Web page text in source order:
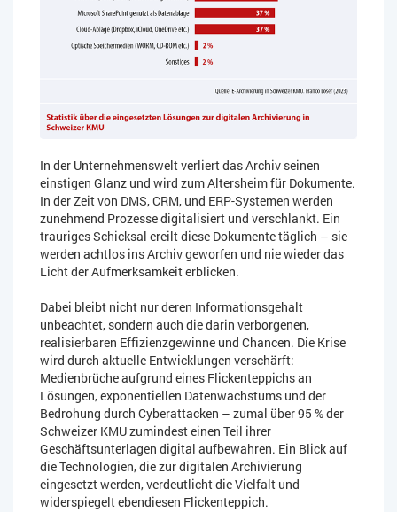
In der Unternehmenswelt verliert das Archiv seinen
einstigen Glanz und wird zum Altersheim für Dokumente.
In der Zeit von DMS, CRM, und ERP-Systemen werden
zunehmend Prozesse digitalisiert und verschlankt. Ein
trauriges Schicksal ereilt diese Dokumente täglich – sie
werden achtlos ins Archiv geworfen und nie wieder das
Licht der Aufmerksamkeit erblicken.
Dabei bleibt nicht nur deren Informationsgehalt
unbeachtet, sondern auch die darin verborgenen,
realisierbaren Effizienzgewinne und Chancen. Die Krise
wird durch aktuelle Entwicklungen verschärft:
Medienbrüche aufgrund eines Flickenteppichs an
Lösungen, exponentiellen Datenwachstums und der
Bedrohung durch Cyberattacken – zumal über 95 % der
Schweizer KMU zumindest einen Teil ihrer
Geschäftsunterlagen digital aufbewahren. Ein Blick auf
die Technologien, die zur digitalen Archivierung
eingesetzt werden, verdeutlicht die Vielfalt und
widerspiegelt ebendiesen Flickenteppich.